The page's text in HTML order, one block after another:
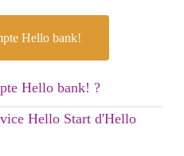
Hello bank!
Hello bank! ?
bank! peut se faire
tablette ou un ordinateur,
Hello Start d'Hello